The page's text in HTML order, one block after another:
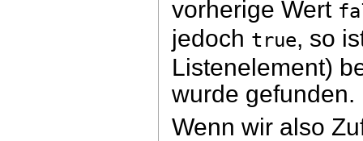
vorherige Wert
jedoch true, so
Listenelement)
wurde gefunden.
Wenn wir also